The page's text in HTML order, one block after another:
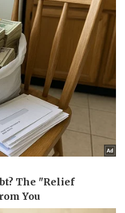
Ô tô - Xe máy
Ô tô